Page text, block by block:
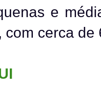
e
com cerca de